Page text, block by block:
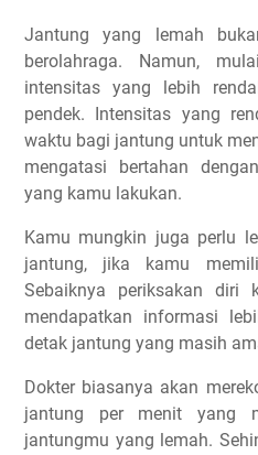
Jantung yang lemah
berolahraga. Namun,
intensitas yang lebih
pendek. Intensitas yang
waktu bagi jantung untuk
mengatasi bertahan
yang kamu lakukan.
Kamu mungkin juga perlu
jantung, jika kamu
Sebaiknya periksakan diri
mendapatkan informasi
detak jantung yang masih
Dokter biasanya akan
jantung per menit yang
jantungmu yang lemah.